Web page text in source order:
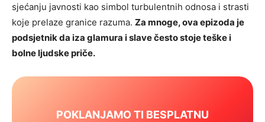
sjećanju javnosti kao simbol turbulentnih odnosa i strasti
koje prelaze granice razuma. Za mnoge, ova epizoda je
podsjetnik da iza glamura i slave često stoje teške i
bolne ljudske priče.
POKLANJAMO TI BESPLATNU